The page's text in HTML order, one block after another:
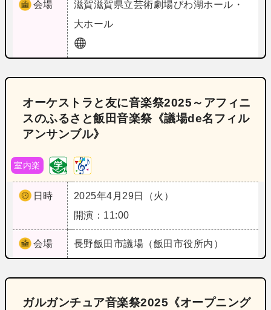
会場 滋賀滋賀県立芸術劇場びわ湖ホール・
大ホール
オーケストラと友に音楽祭2025～アフィニ
スのふるさと飯田音楽祭《議場de名フィル
アンサンブル》
室内楽
日時
2025年4月29日（火）
開演：11:00
会場 長野飯田市議場（飯田市役所内）
ガルガンチュア音楽祭2025《オープニング